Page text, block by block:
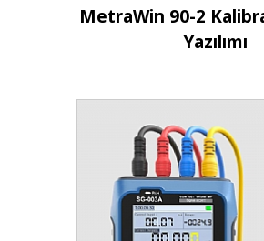
İncele
MetraWin 90-2
Yazılımı